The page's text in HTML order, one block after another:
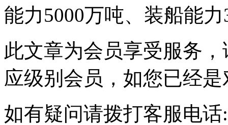
能力5000万吨、装船能
此文章为会员享受服务，
应级别会员，如您已经
如有疑问请拨打客服电话